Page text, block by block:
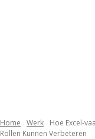
Home Werk
Hoe Excel-
Rollen Kunnen Verbeteren